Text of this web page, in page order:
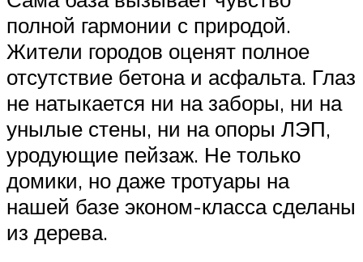
полной гармонии с природой.
Жители городов оценят полное
отсутствие бетона и асфальта. Глаз
не натыкается ни на заборы, ни на
унылые стены, ни на опоры ЛЭП,
уродующие пейзаж. Не только
домики, но даже тротуары на
нашей базе эконом-класса сделаны
из дерева.